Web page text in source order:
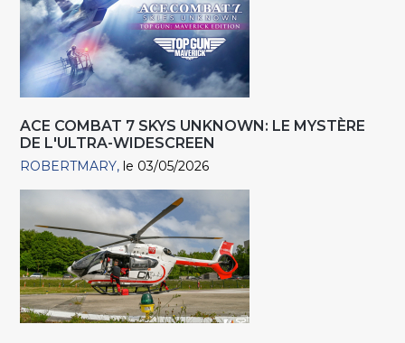
ACE COMBAT 7 SKYS UNKNOWN: LE MYSTÈRE
DE L'ULTRA-WIDESCREEN
ROBERTMARY le 03/05/2026